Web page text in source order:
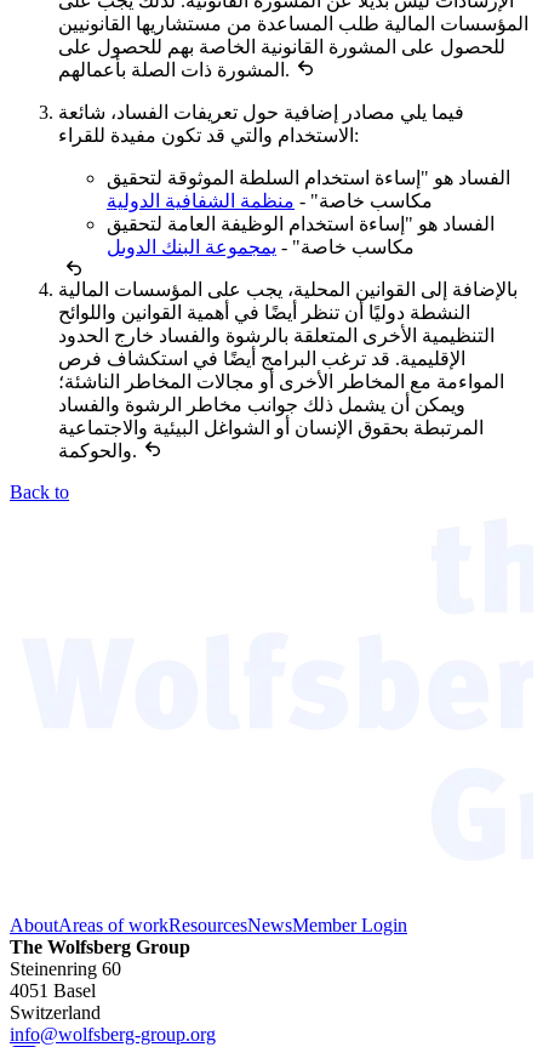
المؤسسات المالية طلب المساعدة من مستشاريها القانونيين
للحصول على المشورة القانونية الخاصة بهم للحصول على
المشورة ذات الصلة بأعمالهم.
فيما يلي مصادر إضافية حول تعريفات الفساد، شائعة
الاستخدام والتي قد تكون مفيدة للقراء:
الفساد هو "إساءة استخدام السلطة الموثوقة لتحقيق
مكاسب خاصة" - منظمة الشفافية الدولية
الفساد هو "إساءة استخدام الوظيفة العامة لتحقيق
مكاسب خاصة" - يمجموعة البنك الدوىل
بالإضافة إلى القوانين المحلية، يجب على المؤسسات المالية
النشطة دوليًا أن تنظر أيضًا في أهمية القوانين واللوائح
التنظيمية الأخرى المتعلقة بالرشوة والفساد خارج الحدود
الإقليمية. قد ترغب البرامج أيضًا في استكشاف فرص
المواءمة مع المخاطر الأخرى أو مجالات المخاطر الناشئة؛
ويمكن أن يشمل ذلك جوانب مخاطر الرشوة والفساد
المرتبطة بحقوق الإنسان أو الشواغل البيئية والاجتماعية
والحوكمة.
Back to
AboutAreas of workResourcesNewsMember Login
The Wolfsberg Group
Steinenring 60
4051 Basel
Switzerland
info@wolfsberg-group.org